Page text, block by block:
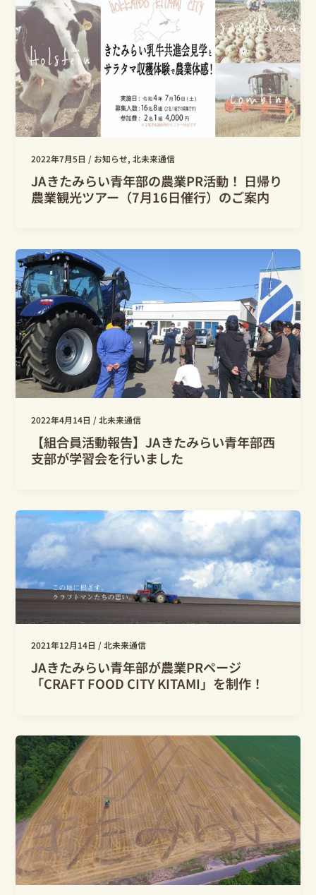
2022年7月5日 / お知らせ,北未来通信
JAきたみらい青年部の農業PR活動！ 日帰り
農業観光ツアー（7月16日催行）のご案内
2022年4月14日 /北未来通信
【組合員活動報告】JAきたみらい青年部西
支部が学習会を行いました
2021年12月14日/北未来通信
JAきたみらい青年部が農業PRページ
「CRAFT FOOD CITY KITAMI」を制作！